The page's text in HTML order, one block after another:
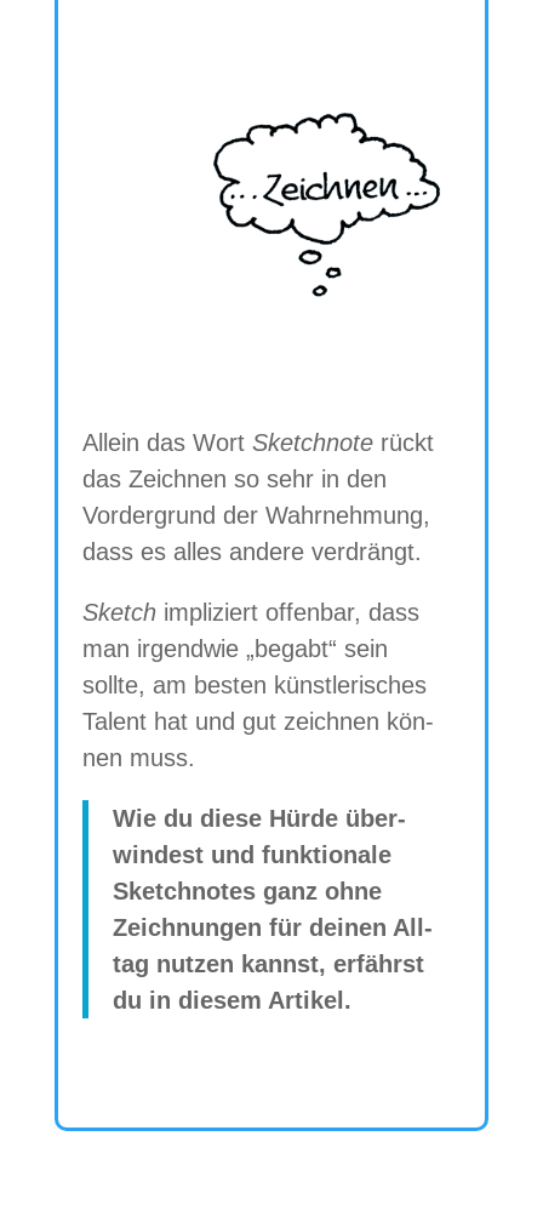
Allein das Wort Sketch­noterückt
das Zeich­nen so sehr in den
Vor­der­grund der Wahr­neh­mung,
dass es alles andere verdrängt.
Sketch impli­ziert offen­bar, dass
man irgend­wie „begabt“ sein
sollte, am bes­ten künst­le­ri­sches
Talent hat und gut zeich­nen kön­
nen muss.
Wie du diese Hürde über­
win­dest und funk­tio­nale
Sketch­no­tes ganz ohne
Zeich­nun­gen für dei­nen All­
tag nut­zen kannst, erfährst
du in die­sem Artikel.